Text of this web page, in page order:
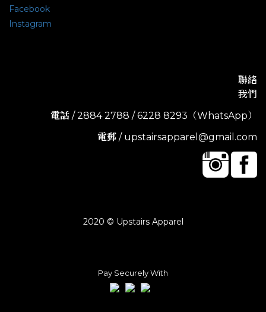
Facebook
Instagram
聯絡
我們
電話 / 2884 2788 / 6228 8293（WhatsApp）
電郵 / upstairsapparel@gmail.com
2020 © Upstairs Apparel
Pay Securely With